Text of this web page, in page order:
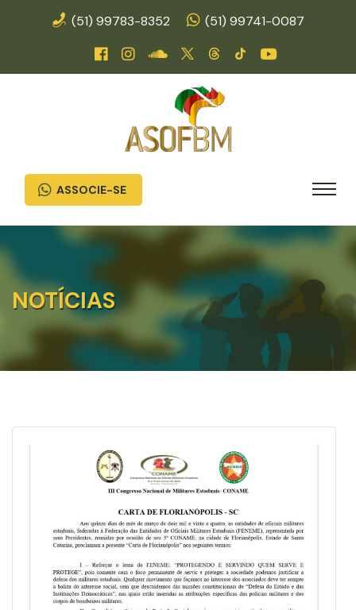
(51) 99783-8352 (51) 99741-0087
ASSOCIE-SE
NOTÍCIAS